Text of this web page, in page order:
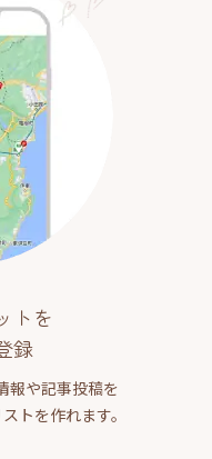
トを
録
報や記事投稿を
トを作れます。